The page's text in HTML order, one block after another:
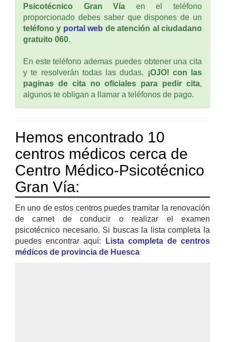
Psicotécnico Gran Vía en el teléfono
proporcionado debes saber que dispones de un
teléfono y portal web de atención al ciudadano
gratuito 060.
En este teléfono ademas puedes obtener una cita
y te resolverán todas las dudas. ¡OJO! con las
paginas de cita no oficiales para pedir cita,
algunos te obligan a llamar a teléfonos de pago.
Hemos encontrado 10
centros médicos cerca de
Centro Médico-Psicotécnico
Gran Vía:
En uno de estos centros puedes tramitar la renovación
de carnet de conducir o realizar el examen
psicotécnico necesario. Si buscas la lista completa la
puedes encontrar aquí:
Lista completa de centros
médicos de provincia de Huesca